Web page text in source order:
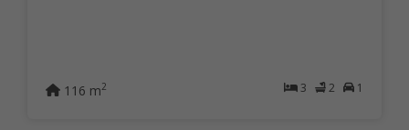
3 2 1
116 m2